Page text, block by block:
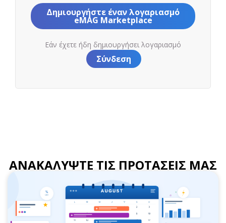
Δημιουργήστε έναν λογαριασμό
eMAG Marketplace
Εάν έχετε ήδη δημιουργήσει λογαριασμό
Σύνδεση
ΑΝΑΚΑΛΥΨΤΕ ΤΙΣ ΠΡΟΤΑΣΕΙΣ ΜΑΣ